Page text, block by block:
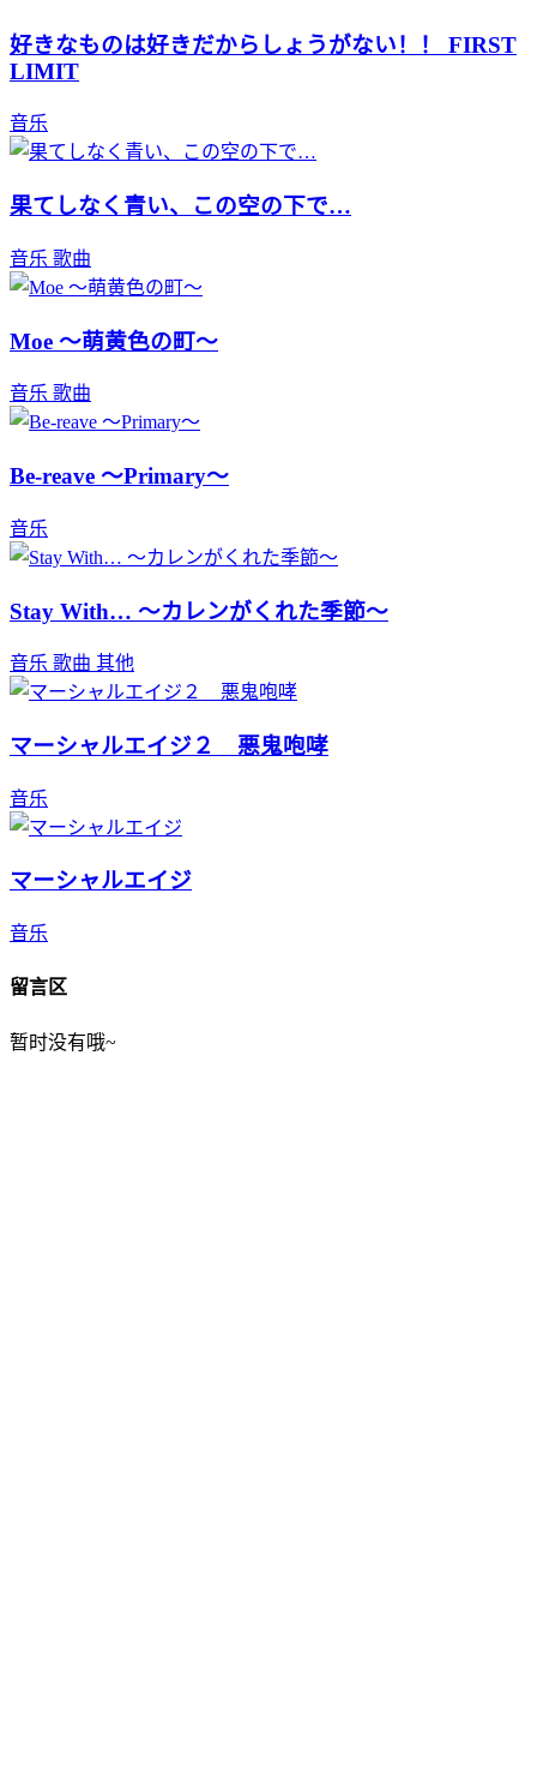
好きなものは好きだからしょうがない！！ FIRST
LIMIT
音乐
果てしなく青い、この空の下で…
音乐 歌曲
Moe ～萌黄色の町～
音乐 歌曲
Be-reave ～Primary～
音乐
Stay With… ～カレンがくれた季節～
音乐 歌曲 其他
マーシャルエイジ２ 悪鬼咆哮
音乐
マーシャルエイジ
音乐
留言区
暂时没有哦~